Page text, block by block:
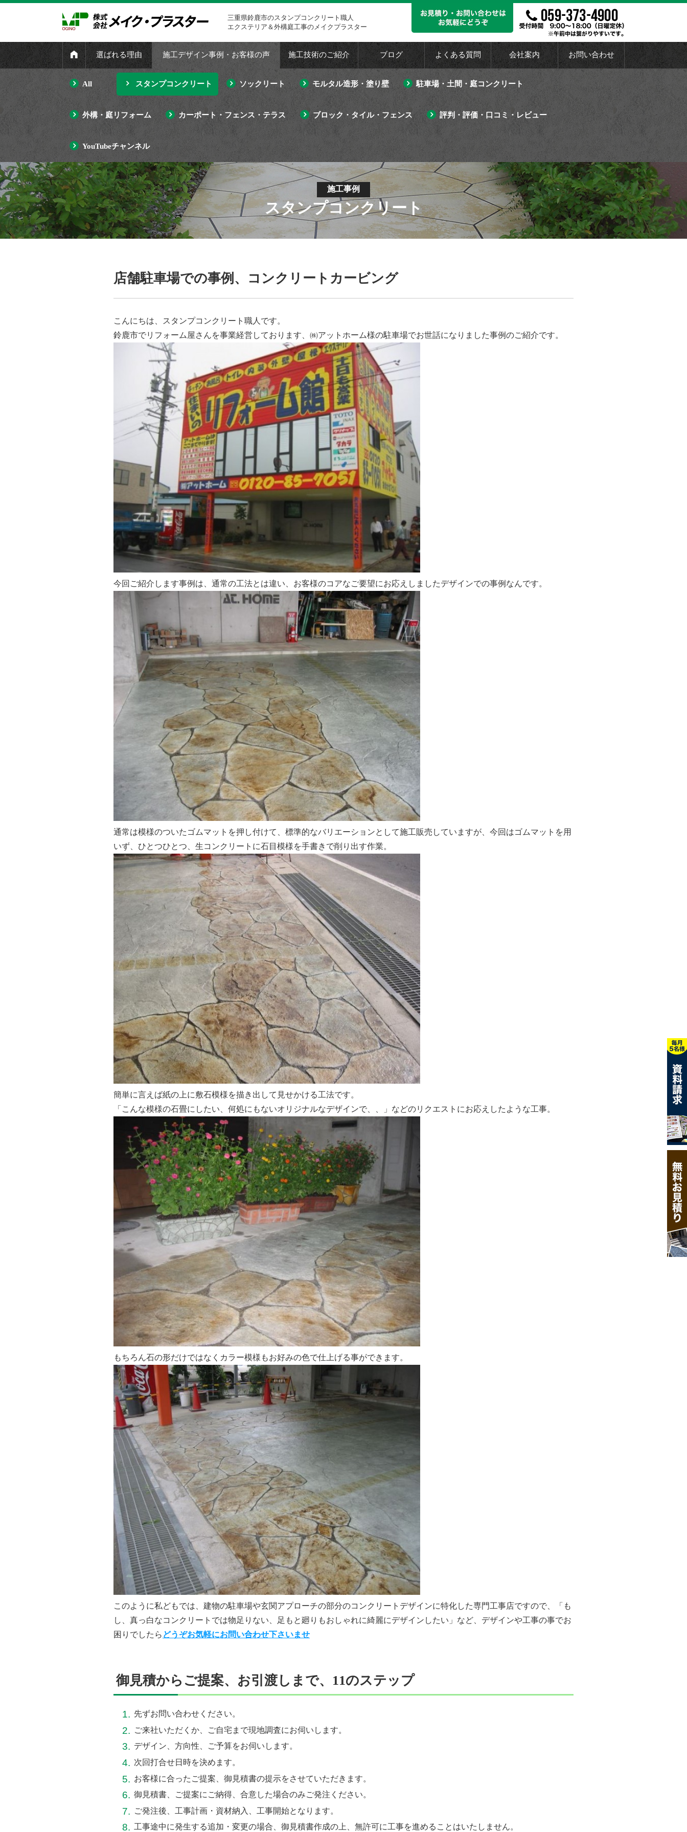
三重県鈴鹿市のスタンプコンクリート職人
エクステリア＆外構庭工事のメイクプラスター
選ばれる理由 施工デザイン事例・お客様の声 施工技術のご紹介 ブログ よくある質問 会社案内 お問い合わせ
All スタンプコンクリート ソックリート モルタル造形・塗り壁 駐車場・土間・庭コンクリート
外構・庭リフォーム カーポート・フェンス・テラス ブロック・タイル・フェンス 評判・評価・口コミ・レビュー
YouTubeチャンネル
施工事例
スタンプコンクリート
店舗駐車場での事例、コンクリートカービング
こんにちは、スタンプコンクリート職人です。
鈴鹿市でリフォーム屋さんを事業経営しております、㈱アットホーム様の駐車場でお世話になりました事例のご紹介です。
今回ご紹介します事例は、通常の工法とは違い、お客様のコアなご要望にお応えしましたデザインでの事例なんです。
通常は模様のついたゴムマットを押し付けて、標準的なバリエーションとして施工販売していますが、今回はゴムマットを用
いず、ひとつひとつ、生コンクリートに石目模様を手書きで削り出す作業。
簡単に言えば紙の上に敷石模様を描き出して見せかける工法です。
「こんな模様の石畳にしたい、何処にもないオリジナルなデザインで、、」などのリクエストにお応えしたような工事。
もちろん石の形だけではなくカラー模様もお好みの色で仕上げる事ができます。
このように私どもでは、建物の駐車場や玄関アプローチの部分のコンクリートデザインに特化した専門工事店ですので、「も
し、真っ白なコンクリートでは物足りない、足もと廻りもおしゃれに綺麗にデザインしたい」など、デザインや工事の事でお
困りでしたら どうぞお気軽にお問い合わせ下さいませ
御見積からご提案、お引渡しまで、11のステップ
先ずお問い合わせください。
ご来社いただくか、ご自宅まで現地調査にお伺いします。
デザイン、方向性、ご予算をお伺いします。
次回打合せ日時を決めます。
お客様に合ったご提案、御見積書の提示をさせていただきます。
御見積書、ご提案にご納得、 合意した場合のみご発注ください。
ご発注後、工事計画・資材納入、工事開始となります。
工事途中に発生する追加・変更の場合、御見積書作成の上、 無許可に工事を進めることはいたしません。